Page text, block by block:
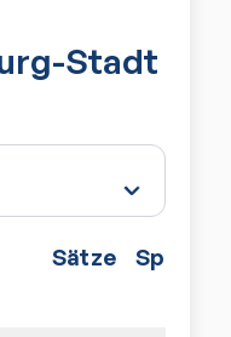
Stadt
Sätze Spiele